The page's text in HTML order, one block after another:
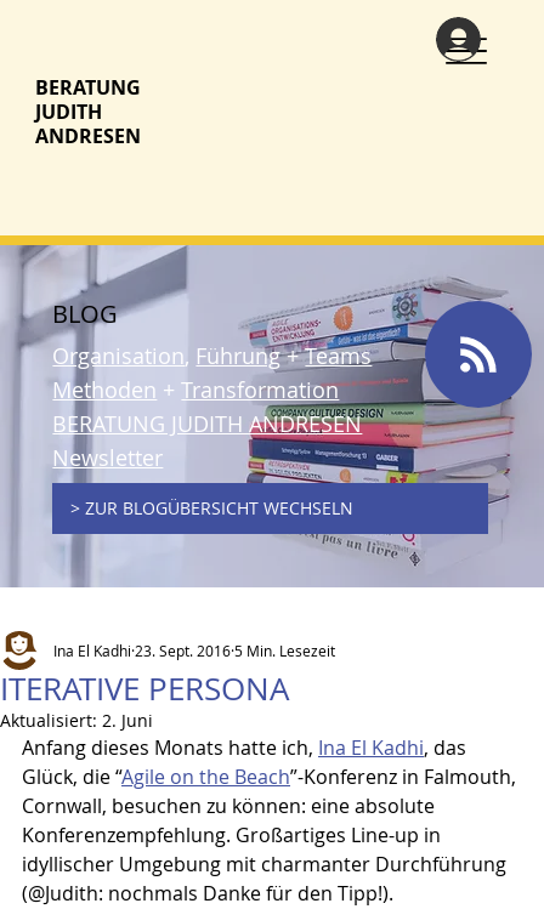
BERATUNG
JUDITH
ANDRESEN
BLOG
Organisation, Führung+Teams
Methoden +Transformation
BERATUNG JUDITH ANDRESEN
Newsletter
> ZUR BLOGÜBERSICHT WECHSELN
ITERATIVE PERSONA
Ina El Kadhi 23. Sept. 20165 Min. Lesezeit
Aktualisiert: 2. Juni
Anfang dieses Monats hatte ich, Ina El Kadhi, das
Glück, die “Agile on the Beach”-Konferenz in Falmouth,
Cornwall, besuchen zu können: eine absolute
Konferenzempfehlung. Großartiges Line-up in
idyllischer Umgebung mit charmanter Durchführung
(@Judith: nochmals Danke für den Tipp!).